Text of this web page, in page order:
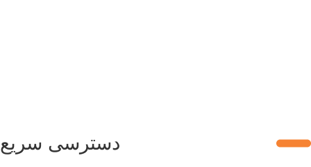
دسترسی سریع